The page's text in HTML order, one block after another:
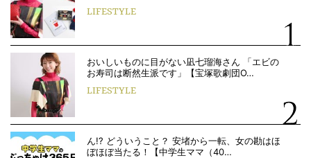
LIFESTYLE
おいしいものに目がない凪七瑠海さん 「エビの
お寿司は断然生派です」【宝塚歌劇団O…
LIFESTYLE
ん!? どういうこと？ 安堵から一転、女の勘はほ
ぼほぼ当たる！【中学生ママ（40…